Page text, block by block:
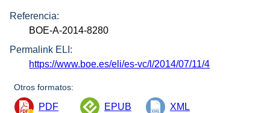
Referencia:
BOE-A-2014-8280
Permalink ELI:
https://www.boe.es/eli/es-vc/l/2014/07/11/4
Otros formatos:
PDF EPUB XML